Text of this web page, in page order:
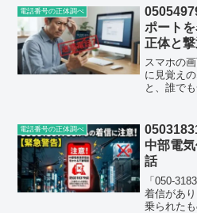
の番号は
電話番号の正体調べ
ポート
正体と
スマホの
に見覚え
と、誰で
仕事の連
電話なの
電話番号の正体調べ
中部電
話
「050-
着信があ
乗られた